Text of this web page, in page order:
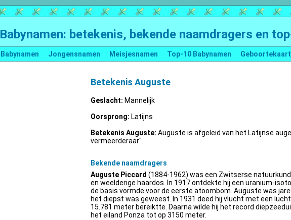
Babynamen: betekenis, bekende naamdragers en
Babynamen Jongensnamen Meisjesnamen Top-10 Babynamen
Betekenis Auguste
Geslacht: Mannelijk
Oorsprong: Latijns
Betekenis Auguste: Auguste is afgeleid van het Latijnse
vermeerderaar".
Bekende naamdragers
Auguste Piccard (1884-1962) was een Zwitserse
en weelderige haardos. In 1917 ontdekte hij een uranium-
de basis vormde voor de eerste atoombom. Auguste was
het diepst was geweest. In 1931 deed hij vlucht met een
15.781 meter bereiktte. Daarna wilde hij het record
het eiland Ponza tot op 3150 meter.